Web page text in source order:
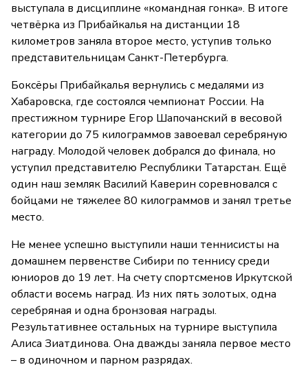
выступала в дисциплине «командная гонка». В итоге
четвёрка из Прибайкалья на дистанции 18
километров заняла второе место, уступив только
представительницам Санкт-Петербурга.
Боксёры Прибайкалья вернулись с медалями из
Хабаровска, где состоялся чемпионат России. На
престижном турнире Егор Шапочанский в весовой
категории до 75 килограммов завоевал серебряную
награду. Молодой человек добрался до финала, но
уступил представителю Республики Татарстан. Ещё
один наш земляк Василий Каверин соревновался с
бойцами не тяжелее 80 килограммов и занял третье
место.
Не менее успешно выступили наши теннисисты на
домашнем первенстве Сибири по теннису среди
юниоров до 19 лет. На счету спортсменов Иркутской
области восемь наград. Из них пять золотых, одна
серебряная и одна бронзовая награды.
Результативнее остальных на турнире выступила
Алиса Зиатдинова. Она дважды заняла первое место
– в одиночном и парном разрядах.